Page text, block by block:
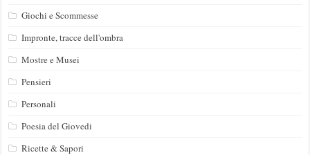
Giochi e Scommesse
Impronte, tracce dell'ombra
Mostre e Musei
Pensieri
Personali
Poesia del Giovedi
Ricette & Sapori